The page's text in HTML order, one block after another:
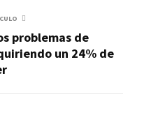
problemas de
un 24% de